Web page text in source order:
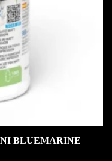
BLUEMARINE